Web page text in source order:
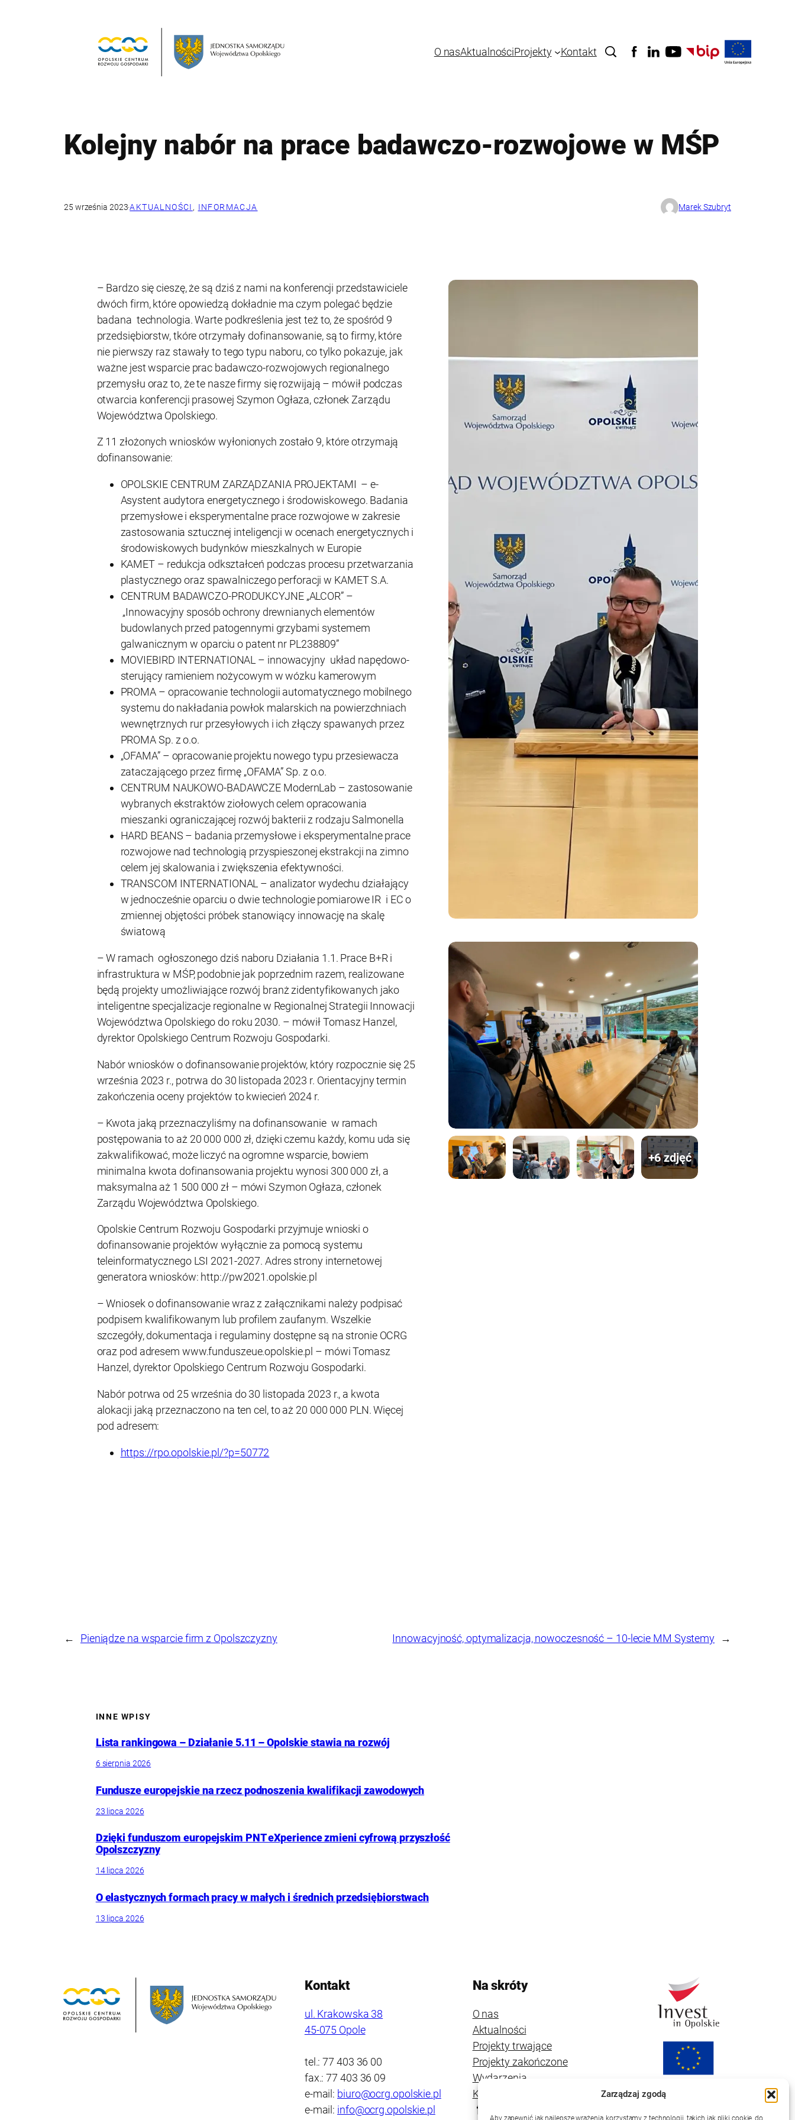
Zarządzaj zgodą
Aby zapewnić jak najlepsze wrażenia, korzystamy z technologii, takich jak pliki cookie, do
O nasAktualnościProjekty Kontakt
Kolejny nabór na prace badawczo-rozwojowe w MŚP
25 września 2023·AKTUALNOŚCI , INFORMACJA Marek Szubryt
– Bardzo się cieszę, że są dziś z nami na konferencji przedstawiciele
dwóch firm, które opowiedzą dokładnie ma czym polegać będzie
badana technologia. Warte podkreślenia jest też to, że spośród 9
przedsiębiorstw, tkóre otrzymały dofinansowanie, są to firmy, które
nie pierwszy raz stawały to tego typu naboru, co tylko pokazuje, jak
ważne jest wsparcie prac badawczo-rozwojowych regionalnego
przemysłu oraz to, że te nasze firmy się rozwijają – mówił podczas
otwarcia konferencji prasowej Szymon Ogłaza, członek Zarządu
Województwa Opolskiego.
Z 11 złożonych wniosków wyłonionych zostało 9, które otrzymają
dofinansowanie:
OPOLSKIE CENTRUM ZARZĄDZANIA PROJEKTAMI – e-
Asystent audytora energetycznego i środowiskowego. Badania
przemysłowe i eksperymentalne prace rozwojowe w zakresie
zastosowania sztucznej inteligencji w ocenach energetycznych i
środowiskowych budynków mieszkalnych w Europie
KAMET – redukcja odkształceń podczas procesu przetwarzania
plastycznego oraz spawalniczego perforacji w KAMET S.A.
CENTRUM BADAWCZO-PRODUKCYJNE „ALCOR” –
„Innowacyjny sposób ochrony drewnianych elementów
budowlanych przed patogennymi grzybami systemem
galwanicznym w oparciu o patent nr PL238809”
MOVIEBIRD INTERNATIONAL – innowacyjny układ napędowo-
sterujący ramieniem nożycowym w wózku kamerowym
PROMA – opracowanie technologii automatycznego mobilnego
systemu do nakładania powłok malarskich na powierzchniach
wewnętrznych rur przesyłowych i ich złączy spawanych przez
PROMA Sp. z o.o.
„OFAMA” – opracowanie projektu nowego typu przesiewacza
zataczającego przez firmę „OFAMA” Sp. z o.o.
CENTRUM NAUKOWO-BADAWCZE ModernLab – zastosowanie
wybranych ekstraktów ziołowych celem opracowania
mieszanki ograniczającej rozwój bakterii z rodzaju Salmonella
HARD BEANS – badania przemysłowe i eksperymentalne prace
rozwojowe nad technologią przyspieszonej ekstrakcji na zimno
celem jej skalowania i zwiększenia efektywności.
TRANSCOM INTERNATIONAL – analizator wydechu działający
w jednocześnie oparciu o dwie technologie pomiarowe IR i EC o
zmiennej objętości próbek stanowiący innowację na skalę
światową
– W ramach ogłoszonego dziś naboru Działania 1.1. Prace B+R i
infrastruktura w MŚP, podobnie jak poprzednim razem, realizowane
będą projekty umożliwiające rozwój branż zidentyfikowanych jako
inteligentne specjalizacje regionalne w Regionalnej Strategii Innowacji
Województwa Opolskiego do roku 2030. – mówił Tomasz Hanzel,
dyrektor Opolskiego Centrum Rozwoju Gospodarki.
Nabór wniosków o dofinansowanie projektów, który rozpocznie się 25
września 2023 r., potrwa do 30 listopada 2023 r. Orientacyjny termin
zakończenia oceny projektów to kwiecień 2024 r.
– Kwota jaką przeznaczyliśmy na dofinansowanie w ramach
postępowania to aż 20 000 000 zł, dzięki czemu każdy, komu uda się
zakwalifikować, może liczyć na ogromne wsparcie, bowiem
minimalna kwota dofinansowania projektu wynosi 300 000 zł, a
maksymalna aż 1 500 000 zł – mówi Szymon Ogłaza, członek
Zarządu Województwa Opolskiego.
Opolskie Centrum Rozwoju Gospodarki przyjmuje wnioski o
dofinansowanie projektów wyłącznie za pomocą systemu
teleinformatycznego LSI 2021-2027. Adres strony internetowej
generatora wniosków: http://pw2021.opolskie.pl
– Wniosek o dofinansowanie wraz z załącznikami należy podpisać
podpisem kwalifikowanym lub profilem zaufanym. Wszelkie
szczegóły, dokumentacja i regulaminy dostępne są na stronie OCRG
oraz pod adresem www.funduszeue.opolskie.pl – mówi Tomasz
Hanzel, dyrektor Opolskiego Centrum Rozwoju Gospodarki.
Nabór potrwa od 25 września do 30 listopada 2023 r., a kwota
alokacji jaką przeznaczono na ten cel, to aż 20 000 000 PLN. Więcej
pod adresem:
https://rpo.opolskie.pl/?p=50772
+6 zdjęć
← Pieniądze na wsparcie firm z Opolszczyzny Innowacyjność, optymalizacja, nowoczesność – 10-lecie MM Systemy →
INNE WPISY
Lista rankingowa – Działanie 5.11 – Opolskie stawia na rozwój
6 sierpnia 2026
Fundusze europejskie na rzecz podnoszenia kwalifikacji zawodowych
23 lipca 2026
Dzięki funduszom europejskim PNT eXperience zmieni cyfrową przyszłość
Opolszczyzny
14 lipca 2026
O elastycznych formach pracy w małych i średnich przedsiębiorstwach
13 lipca 2026
Kontakt
ul. Krakowska 38
45-075 Opole
tel.: 77 403 36 00
fax.: 77 403 36 09
e-mail: biuro@ocrg.opolskie.pl
e-mail: info@ocrg.opolskie.pl
Na skróty
O nas
Aktualności
Projekty trwające
Projekty zakończone
Wydarzenia
Kontakt